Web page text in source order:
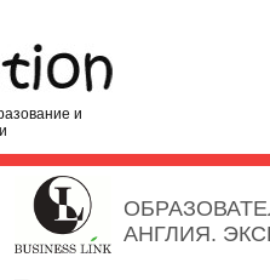
и
АНГЛИЯ.